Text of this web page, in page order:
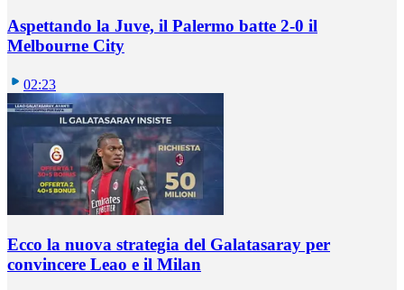
Aspettando la Juve, il Palermo batte 2-0 il
Melbourne City
02:23
Ecco la nuova strategia del Galatasaray per
convincere Leao e il Milan